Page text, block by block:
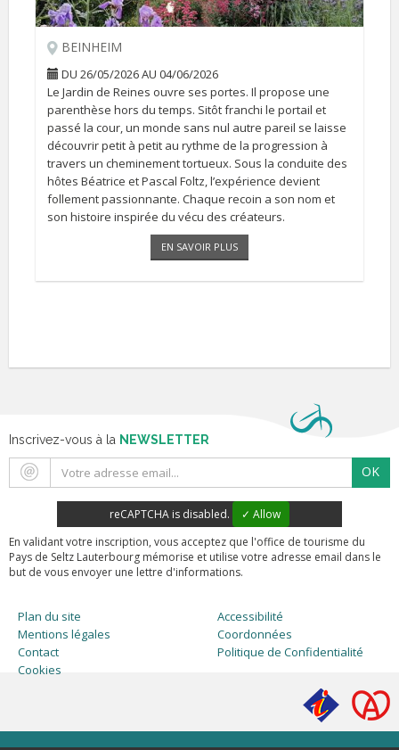
BEINHEIM
DU 26/05/2026 AU 04/06/2026
Le Jardin de Reines ouvre ses portes. Il propose une
parenthèse hors du temps. Sitôt franchi le portail et
passé la cour, un monde sans nul autre pareil se laisse
découvrir petit à petit au rythme de la progression à
travers un cheminement tortueux. Sous la conduite des
hôtes Béatrice et Pascal Foltz, l’expérience devient
follement passionnante. Chaque recoin a son nom et
son histoire inspirée du vécu des créateurs.
Il peut se visiter sur RDV du 26 avril au 19 juillet et du 15
EN SAVOIR PLUS
Inscrivez-vous à la NEWSLETTER
OK
reCAPTCHA is disabled.
✓ Allow
En validant votre inscription, vous acceptez que l'office de tourisme du
Pays de Seltz Lauterbourg mémorise et utilise votre adresse email dans le
but de vous envoyer une lettre d'informations.
Plan du site
Accessibilité
Mentions légales
Coordonnées
Contact
Politique de Confidentialité
Cookies